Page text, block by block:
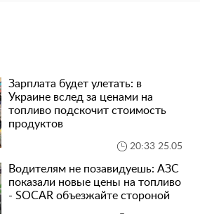
Зарплата будет улетать: в
Украине вслед за ценами на
топливо подскочит стоимость
продуктов
20:33 25.05
Водителям не позавидуешь: АЗС
показали новые цены на топливо
- SOCAR объезжайте стороной